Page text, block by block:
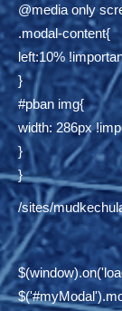
@media only
.modal-content{
left:10%
}
#pban img{
width: 286px
}
}
/sites/